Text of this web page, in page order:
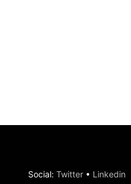
Social: Twitter• Linkedin